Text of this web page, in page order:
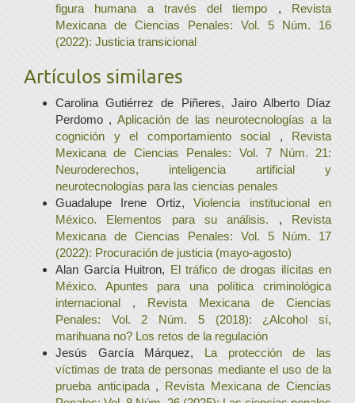
figura humana a través del tiempo , Revista
Mexicana de Ciencias Penales: Vol. 5 Núm. 16
(2022): Justicia transicional
Artículos similares
Carolina Gutiérrez de Piñeres, Jairo Alberto Díaz
Perdomo , Aplicación de las neurotecnologías a la
cognición y el comportamiento social , Revista
Mexicana de Ciencias Penales: Vol. 7 Núm. 21:
Neuroderechos, inteligencia artificial y
neurotecnologías para las ciencias penales
Guadalupe Irene Ortiz,Violencia institucional en
México. Elementos para su análisis. , Revista
Mexicana de Ciencias Penales: Vol. 5 Núm. 17
(2022): Procuración de justicia (mayo-agosto)
Alan García Huitron, El tráfico de drogas ilícitas en
México. Apuntes para una política criminológica
internacional , Revista Mexicana de Ciencias
Penales: Vol. 2 Núm. 5 (2018): ¿Alcohol sí,
marihuana no? Los retos de la regulación
Jesús García Márquez, La protección de las
víctimas de trata de personas mediante el uso de la
prueba anticipada , Revista Mexicana de Ciencias